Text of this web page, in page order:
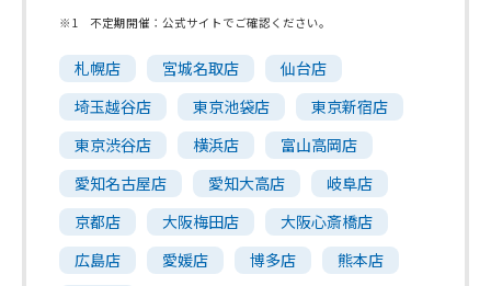
※1 不定期開催：公式サイトでご確認ください。
札幌店 宮城名取店
仙台店
埼玉越谷店
東京池袋店
東京新宿店
東京渋谷店
横浜店
富山高岡店
愛知名古屋店
愛知大高店
岐阜店
京都店
大阪梅田店
大阪心斎橋店
広島店
愛媛店 博多店
熊本店